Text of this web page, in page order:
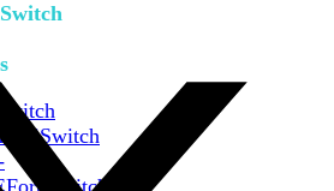
FortiSwitch